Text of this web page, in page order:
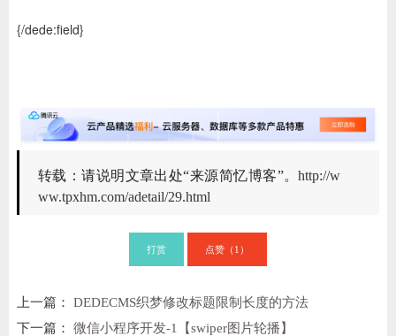
{/dede:field}
转载：请说明文章出处“来源简忆博客”。http://w
ww.tpxhm.com/adetail/29.html
打赏 点赞（ 1 ）
上一篇：DEDECMS织梦修改标题限制长度的方法
下一篇：微信小程序开发-1【swiper图片轮播】